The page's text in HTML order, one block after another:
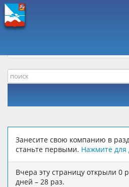
Занесите свою компанию в
станьте первыми. Нажмите для
Вчера эту страницу открыли 0
дней – 28 раз.